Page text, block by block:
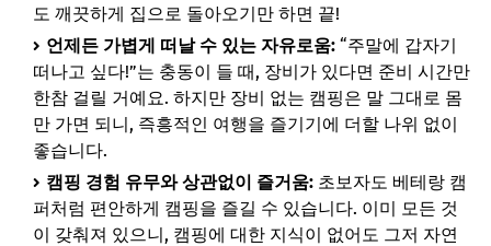
📌 지금 뜨는 꿀정보! 놓치지 마세요
추가할인 코드 WRVE6
자주 묻는 질문
Q. 장비 대여 비용은 얼마인가요?
Q. 예약은 어떻게 하나요?
Q. 비가 오면 어떻게 하죠?
Q. 음식은 직접 준비해야 하나요?
도 깨끗하게 집으로 돌아오기만 하면 끝!
언제든 가볍게 떠날 수 있는 자유로움: “주말에 갑자기
떠나고 싶다!”는 충동이 들 때, 장비가 있다면 준비 시간만
한참 걸릴 거예요. 하지만 장비 없는 캠핑은 말 그대로 몸
만 가면 되니, 즉흥적인 여행을 즐기기에 더할 나위 없이
좋습니다.
캠핑 경험 유무와 상관없이 즐거움: 초보자도 베테랑 캠
퍼처럼 편안하게 캠핑을 즐길 수 있습니다. 이미 모든 것
이 갖춰져 있으니, 캠핑에 대한 지식이 없어도 그저 자연